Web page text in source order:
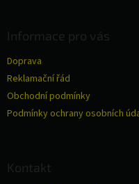
Informace pro vás
Doprava
Reklamační řád
Obchodní podmínky
Podmínky ochrany osobních
Kontakt